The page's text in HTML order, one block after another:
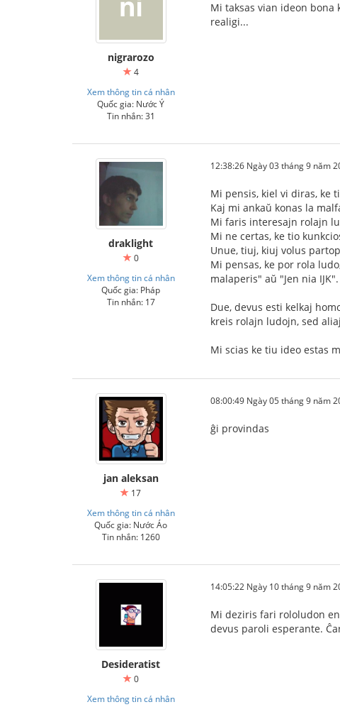
nigrarozo
4
Xem thông tin cá nhân
Quốc gia: Nước Ý
Tin nhắn: 31
Mi taksas vian ideon
realigi...
draklight
0
Xem thông tin cá nhân
Quốc gia: Pháp
Tin nhắn: 17
12:38:26 Ngày 03 tháng 9 năm
Mi pensis, kiel vi diras, ke
Kaj mi ankaŭ konas la
Mi faris interesajn rolajn
Mi ne certas, ke tio
Unue, tiuj, kiuj volus
Mi pensas, ke por rola
malaperis" aŭ "Jen nia IJK".
Due, devus esti kelkaj
kreis rolajn ludojn, sed
Mi scias ke tiu ideo estas
jan aleksan
17
Xem thông tin cá nhân
Quốc gia: Nước Áo
Tin nhắn: 1260
08:00:49 Ngày 05 tháng 9 năm
ĝi provindas
Desideratist
0
Xem thông tin cá nhân
14:05:22 Ngày 10 tháng 9 năm
Mi deziris fari rololudon
devus paroli esperante.